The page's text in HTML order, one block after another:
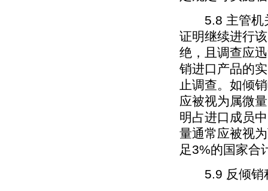
5.8 主管机关
证明继续进行
绝，且调查应
销进口产品的
止调查。如倾
应被视为属微
明占进口成员
量通常应被视
足3%的国家合
5.9 反倾销